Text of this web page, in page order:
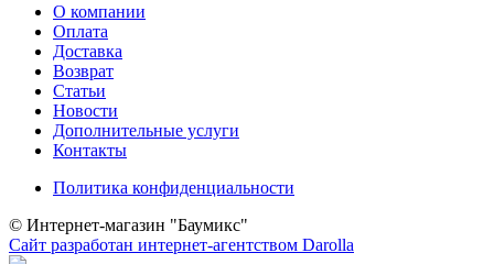
О компании
Оплата
Доставка
Возврат
Статьи
Новости
Дополнительные услуги
Контакты
Политика конфиденциальности
© Интернет-магазин "Баумикс"
Сайт разработан интернет-агентством Darolla